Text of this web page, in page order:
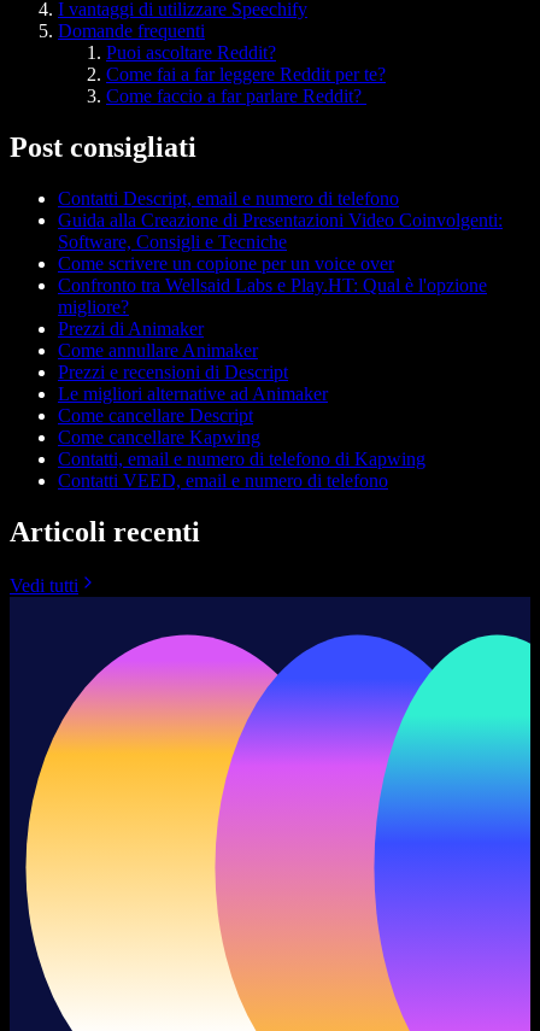
I vantaggi di utilizzare Speechify
Domande frequenti
Puoi ascoltare Reddit?
Come fai a far leggere Reddit per te?
Come faccio a far parlare Reddit?
Post consigliati
Contatti Descript, email e numero di telefono
Guida alla Creazione di Presentazioni Video Coinvolgenti:
Software, Consigli e Tecniche
Come scrivere un copione per un voice over
Confronto tra Wellsaid Labs e Play.HT: Qual è l'opzione
migliore?
Prezzi di Animaker
Come annullare Animaker
Prezzi e recensioni di Descript
Le migliori alternative ad Animaker
Come cancellare Descript
Come cancellare Kapwing
Contatti, email e numero di telefono di Kapwing
Contatti VEED, email e numero di telefono
Articoli recenti
Vedi tutti